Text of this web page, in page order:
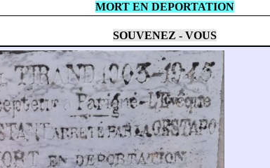
MORT EN DEPORTATION
SOUVENEZ - VOUS